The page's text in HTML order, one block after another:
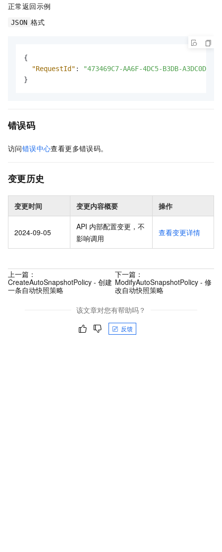
正常返回示例
JSON 格式
{
"RequestId" :
"473469C7-AA6F-4DC5-B3DB-
}
错误码
访问错误中心查看更多错误码。
变更历史
变更时间 变更内容概要 操作
2024-09-05
API 内部配置变更，不
影响调用
查看变更详情
上一篇：
CreateAutoSnapshotPolicy - 创建
一条自动快照策略
下一篇：
ModifyAutoSnapshotPolicy - 修
改自动快照策略
该文章对您有帮助吗？
反馈